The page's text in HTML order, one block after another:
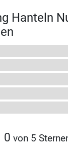
Hanteln
0 von 5